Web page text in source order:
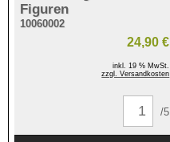
Figuren
10060002
24,90 €
inkl. 19 % MwSt.
zzgl. Versandkosten
/5